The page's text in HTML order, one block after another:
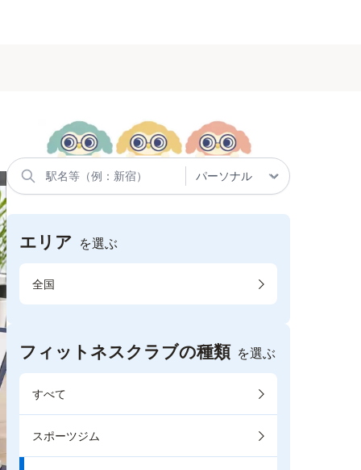
エリア を選ぶ
全国
フィットネスクラブの種類 を選ぶ
すべて
スポーツジム